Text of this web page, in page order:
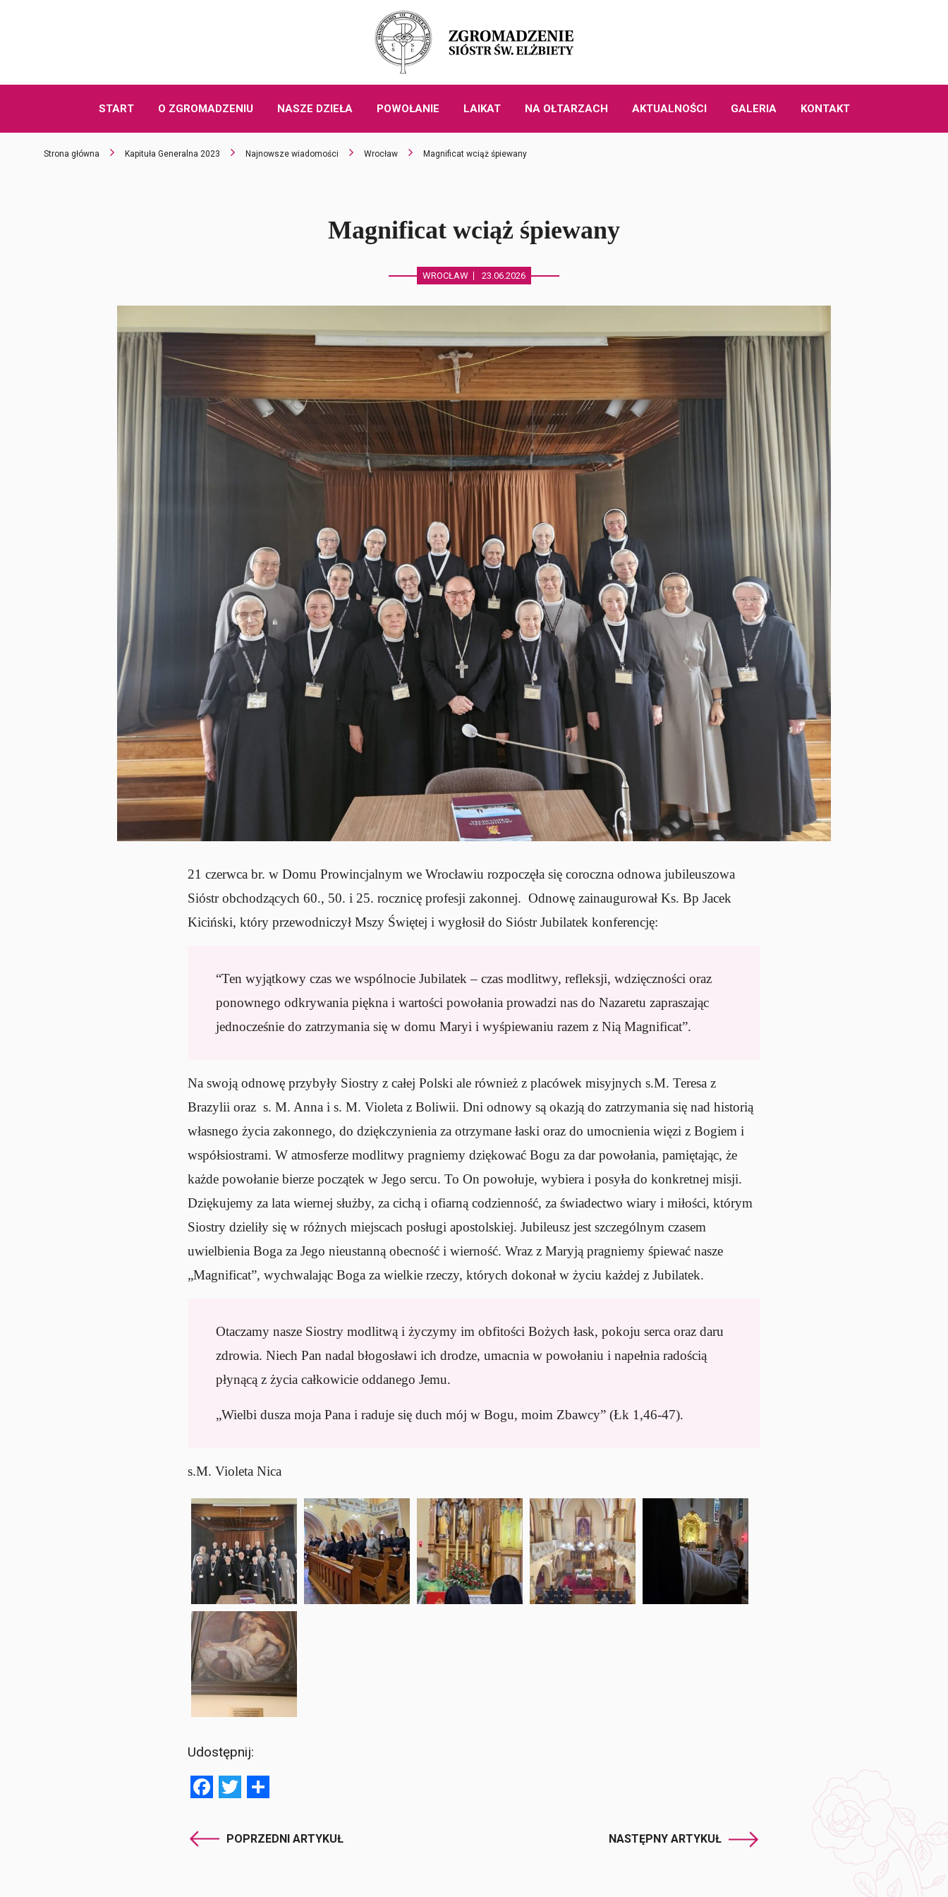
START O ZGROMADZENIU NASZE DZIEŁA POWOŁANIE LAIKAT NA OŁTARZACH AKTUALNOŚCI GALERIA KONTAKT
Strona główna Kapituła Generalna 2023 Najnowsze wiadomości Wrocław Magnificat wciąż śpiewany
Magnificat wciąż śpiewany
WROCŁAW 23.06.2026
21 czerwca br. w Domu Prowincjalnym we Wrocławiu rozpoczęła się coroczna odnowa jubileuszowa
Sióstr obchodzących 60., 50. i 25. rocznicę profesji zakonnej. Odnowę zainaugurował Ks. Bp Jacek
Kiciński, który przewodniczył Mszy Świętej i wygłosił do Sióstr Jubilatek konferencję:
“Ten wyjątkowy czas we wspólnocie Jubilatek – czas modlitwy, refleksji, wdzięczności oraz
ponownego odkrywania piękna i wartości powołania prowadzi nas do Nazaretu zapraszając
jednocześnie do zatrzymania się w domu Maryi i wyśpiewaniu razem z Nią Magnificat”.
Na swoją odnowę przybyły Siostry z całej Polski ale również z placówek misyjnych s.M. Teresa z
Brazylii oraz s. M. Anna i s. M. Violeta z Boliwii. Dni odnowy są okazją do zatrzymania się nad historią
własnego życia zakonnego, do dziękczynienia za otrzymane łaski oraz do umocnienia więzi z Bogiem i
współsiostrami. W atmosferze modlitwy pragniemy dziękować Bogu za dar powołania, pamiętając, że
każde powołanie bierze początek w Jego sercu. To On powołuje, wybiera i posyła do konkretnej misji.
Dziękujemy za lata wiernej służby, za cichą i ofiarną codzienność, za świadectwo wiary i miłości, którym
Siostry dzieliły się w różnych miejscach posługi apostolskiej. Jubileusz jest szczególnym czasem
uwielbienia Boga za Jego nieustanną obecność i wierność. Wraz z Maryją pragniemy śpiewać nasze
„Magnificat”, wychwalając Boga za wielkie rzeczy, których dokonał w życiu każdej z Jubilatek.
Otaczamy nasze Siostry modlitwą i życzymy im obfitości Bożych łask, pokoju serca oraz daru
zdrowia. Niech Pan nadal błogosławi ich drodze, umacnia w powołaniu i napełnia radością
płynącą z życia całkowicie oddanego Jemu.
„Wielbi dusza moja Pana i raduje się duch mój w Bogu, moim Zbawcy” (Łk 1,46-47).
s.M. Violeta Nica
Udostępnij:
Facebook
Twitter
POPRZEDNI ARTYKUŁ NASTĘPNY ARTYKUŁ